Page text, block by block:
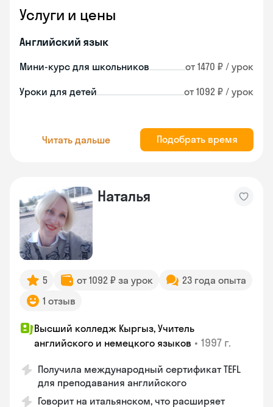
Услуги и цены
Английский язык
Мини-курс для школьников от 1470 ₽ / урок
Уроки для детей от 1092 ₽ / урок
Читать дальше Подобрать время
Наталья
5 от 1092 ₽ за урок
23 года опыта
1 отзыв
Высший колледж Кыргыз, Учитель
английского и немецкого языков • 1997 г.
Получила международный сертификат TEFL
для преподавания английского
Говорит на итальянском, что расширяет